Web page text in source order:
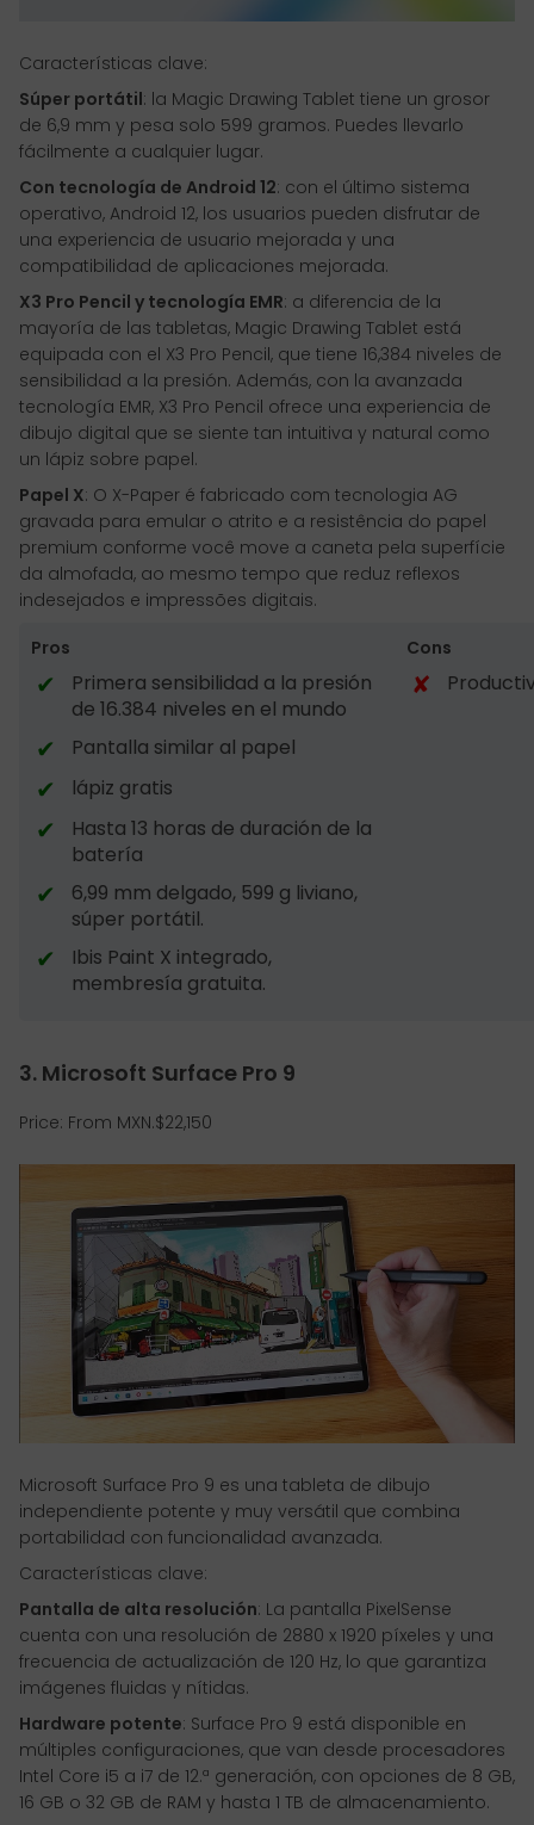
Características clave:
Súper portátil: la Magic Drawing Tablet tiene un grosor
de 6,9 mm y pesa solo 599 gramos. Puedes llevarlo
fácilmente a cualquier lugar.
Con tecnología de Android 12: con el último sistema
operativo, Android 12, los usuarios pueden disfrutar de
una experiencia de usuario mejorada y una
compatibilidad de aplicaciones mejorada.
X3 Pro Pencil y tecnología EMR: a diferencia de la
mayoría de las tabletas, Magic Drawing Tablet está
equipada con el X3 Pro Pencil, que tiene 16,384 niveles de
sensibilidad a la presión. Además, con la avanzada
tecnología EMR, X3 Pro Pencil ofrece una experiencia de
dibujo digital que se siente tan intuitiva y natural como
un lápiz sobre papel.
Papel X: O X-Paper é fabricado com tecnologia AG
gravada para emular o atrito e a resistência do papel
premium conforme você move a caneta pela superfície
da almofada, ao mesmo tempo que reduz reflexos
indesejados e impressões digitais.
Pros
✔
Primera sensibilidad a la presión
de 16.384 niveles en el mundo
✔ Pantalla similar al papel
✔ lápiz gratis
✔
Hasta 13 horas de duración de la
batería
✔
6,99 mm delgado, 599 g liviano,
súper portátil.
✔
Ibis Paint X integrado,
membresía gratuita.
Cons
✘
3. Microsoft Surface Pro 9
Price: From MXN.$22,150
Microsoft Surface Pro 9 es una tableta de dibujo
independiente potente y muy versátil que combina
portabilidad con funcionalidad avanzada.
Características clave:
Pantalla de alta resolución: La pantalla PixelSense
cuenta con una resolución de 2880 x 1920 píxeles y una
frecuencia de actualización de 120 Hz, lo que garantiza
imágenes fluidas y nítidas.
Hardware potente: Surface Pro 9 está disponible en
múltiples configuraciones, que van desde procesadores
Intel Core i5 a i7 de 12.ª generación, con opciones de 8 GB,
16 GB o 32 GB de RAM y hasta 1 TB de almacenamiento.